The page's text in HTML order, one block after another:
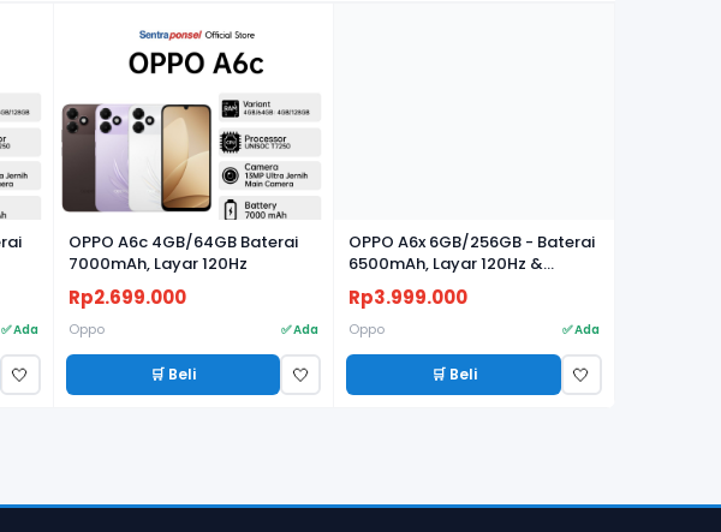
✅ Ada
🤍
OPPO A6c 4GB/64GB Baterai
7000mAh, Layar 120Hz
Rp2.699.000
Oppo ✅ Ada
🛒 Beli 🤍
OPPO A6x 6GB/256GB - Baterai
6500mAh, Layar 120Hz &
Snapdragon 685
Rp3.999.000
Oppo ✅ Ada
🛒 Beli 🤍